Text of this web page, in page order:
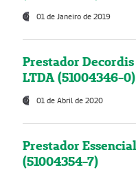
01 de Janeiro de 2019
Prestador
LTDA (51004346-0)
01 de Abril de 2020
Prestador
(51004354-7)